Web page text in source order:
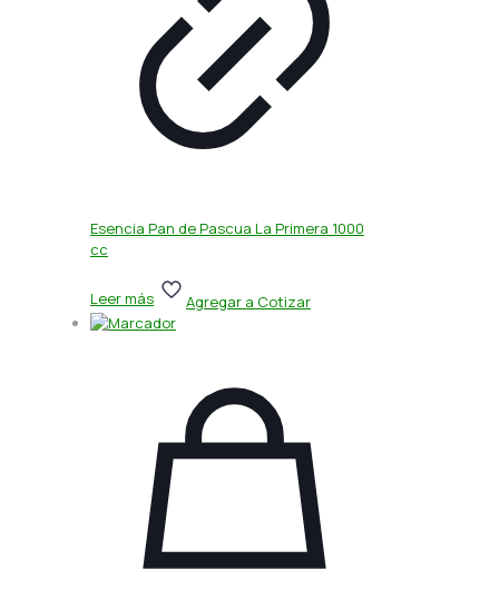
Esencia Pan de Pascua La Primera 1000
cc
Leer más Agregar a Cotizar